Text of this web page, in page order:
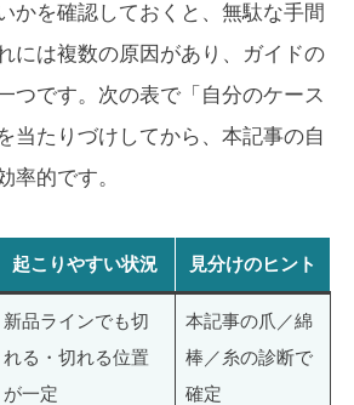
かを確認しておくと、無駄な手間
には複数の原因があり、ガイドの
つです。次の表で「自分のケース
当たりづけしてから、本記事の自
率的です。
起こりやすい状況 見分けのヒント
新品ラインでも切
れる・切れる位置
が一定
本記事の爪／綿
棒／糸の診断で
確定